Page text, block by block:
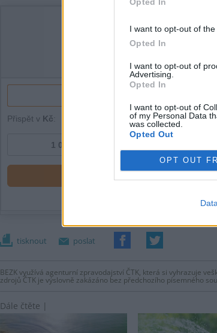
I want to opt-out of
Opted In
I want to opt-out of
Advertising.
Opted In
I want to opt-out of
of my Personal Data
was collected.
Opted Out
OPT OUT
tisknout poslat
BEZK využívá agenturní zpravodajství ČTK, která si vyhrazuje
zdrojů ČTK je výslovně zakázáno bez předchozího písemného
Dále čtěte |